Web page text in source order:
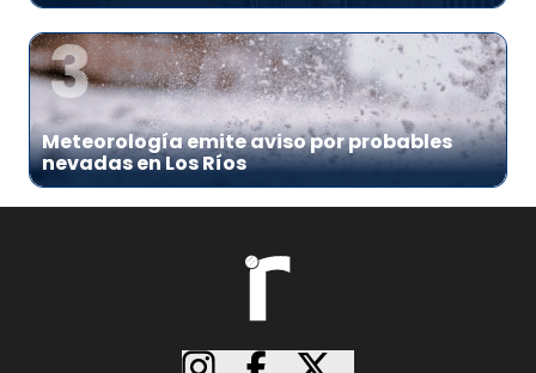
3
Meteorología emite aviso por probables
nevadas en Los Ríos